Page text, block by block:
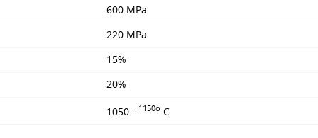
600 MPa
220 MPa
15%
20%
1050 - 1150o C